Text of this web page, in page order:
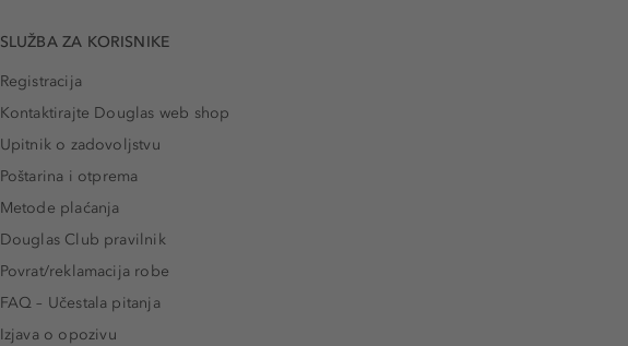
SLUŽBA ZA KORISNIKE
Registracija
Kontaktirajte Douglas web shop
Upitnik o zadovoljstvu
Poštarina i otprema
Metode plaćanja
Douglas Club pravilnik
Povrat/reklamacija robe
FAQ – Učestala pitanja
Izjava o opozivu